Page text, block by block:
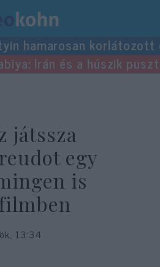
hamarosan
Irán és a húszik
játssza
egy
is
13:34